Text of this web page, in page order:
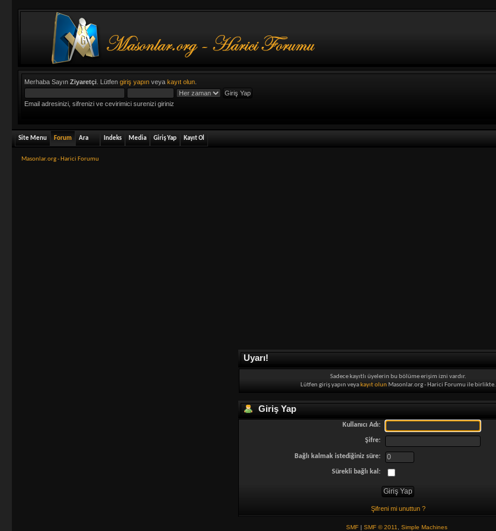
Merhaba SayınZiyaretçi . Lütfengiriş yapın veyakayıt olun
Email adresinizi, sifrenizi ve cevirimici surenizi giriniz
Site Menu Forum Ara Indeks Media Giriş Yap Kayıt Ol
Masonlar.org - Harici Forumu
Uyarı!
Sadece kayıtlı üyelerin bu bölüme erişim izni vardır.
Lütfen giriş yapın veya kayıt olun Masonlar.org - Harici Forumu ile birlikte.
Giriş Yap
Kullanıcı Adı:
Şifre:
Bağlı kalmak istediğiniz süre:
Sürekli bağlı kal:
Şifreni mi unuttun ?
SMF| SMF © 2011, Simple Machines